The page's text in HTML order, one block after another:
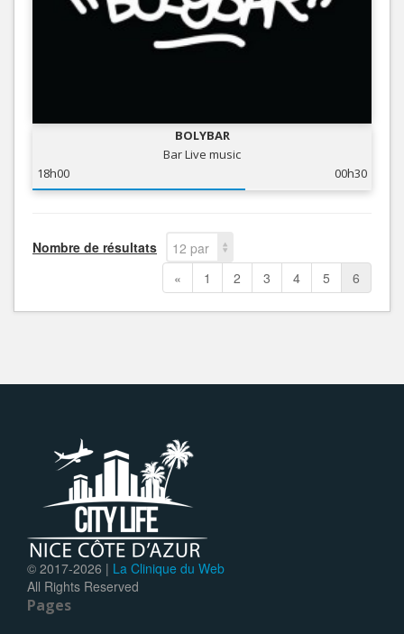
BOLYBAR
Bar Live music
18h00
00h30
Nombre de résultats
12 par
page
« 1 2 3 4 5 6
© 2017-2026 | La Clinique du Web
All Rights Reserved
Pages